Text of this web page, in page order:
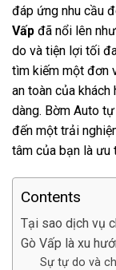
đáp ứng nhu cầu
Vấp đã nổi lên
do và tiện lợi tối
tìm kiếm một đơn
an toàn của khách
dàng. Bờm Auto
đến một trải
tâm của bạn là ưu
Contents
Tại sao dịch vụ
Gò Vấp là xu
Sự tự do và